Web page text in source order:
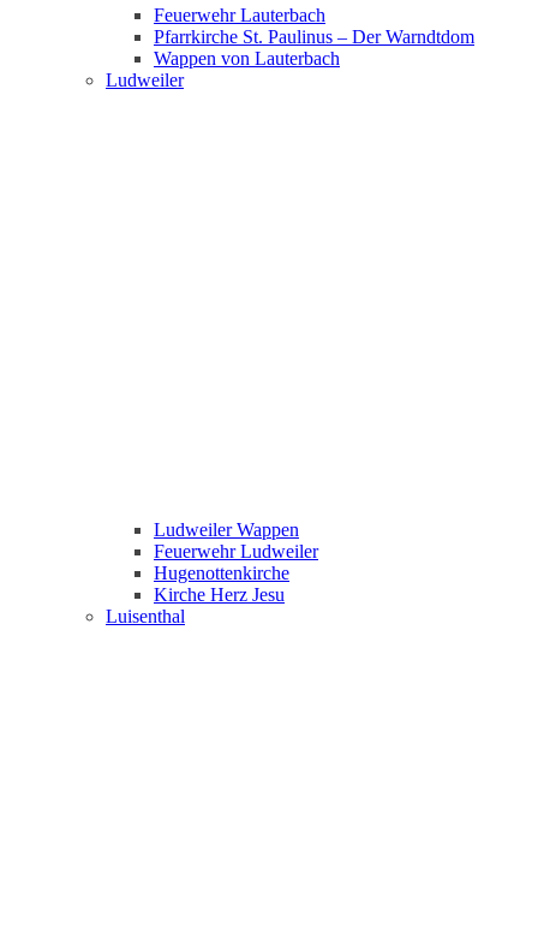
Feuerwehr Lauterbach
Pfarrkirche St. Paulinus – Der Warndtdom
Wappen von Lauterbach
Ludweiler
Ludweiler Wappen
Feuerwehr Ludweiler
Hugenottenkirche
Kirche Herz Jesu
Luisenthal